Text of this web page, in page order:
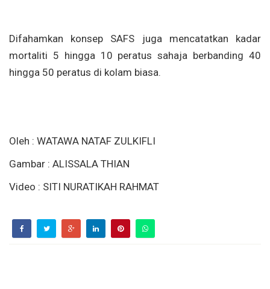
Difahamkan konsep SAFS juga mencatatkan kadar
mortaliti 5 hingga 10 peratus sahaja berbanding 40
hingga 50 peratus di kolam biasa.
Oleh : WATAWA NATAF ZULKIFLI
Gambar : ALISSALA THIAN
Video : SITI NURATIKAH RAHMAT